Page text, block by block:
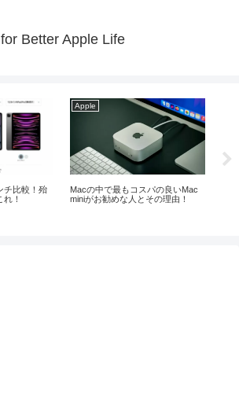
for Better Apple Life
チ比較！殆
！
Apple
Macの中で最もコスパの良いMac
miniがお勧めな人とその理由！